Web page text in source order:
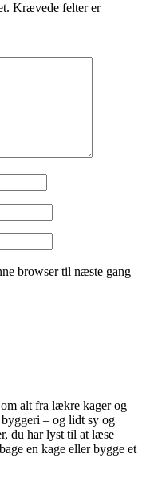
Krævede felter er
browser til næste gang
alt fra lækre kager og
– og lidt sy og
du har lyst til at læse
en kage eller bygge et